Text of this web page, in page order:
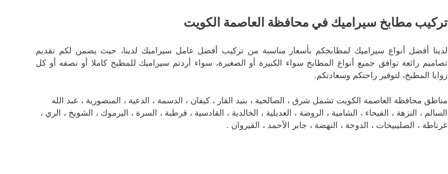
تركيب مطابخ سيراميك في محافظة العاصمة الكويت
لدينا أفضل أنواع سيراميك لمطابخكم بأسعار مناسبة من تركيب أفضل عامل سيراميك لدينا، حيث يضمن لكم تقديم
تصاميم رائعة توافق جميع أنواع المطابخ سواء الكبيرة أو الصغيرة، سواء أردتم سيراميك للمطبخ كاملا أو نصفه أو كل
زوايا المطبخ، لتوفير راحتكم وسعادتكم.
مناطق محافظة العاصمة الكويت تشمل شرق ، الصالحية ، بنيد القار ، كيفان ، الدسمة ، الدعية ، المنصورية ، عبد الله
السالم ، النزهة ، الفيحاء ، الشامية ، الروضة ، العديلية ، الخالدية ، القادسية ، قرطبة ، السرة ، اليرموك ، الشويخ ، الري ،
غرناطة ، الصليبيخات ، الدوحة ، النهضة ، جابر الأحمد ، القيروان .